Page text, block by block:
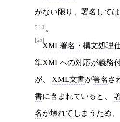
がない限り、 署名 しては
5.1. 。
[25]
XML署名・構文処理
準XMLへの対応が義務
が、 XML文書が署名 さ
書に含まれていると、
名が壊れてしまうため